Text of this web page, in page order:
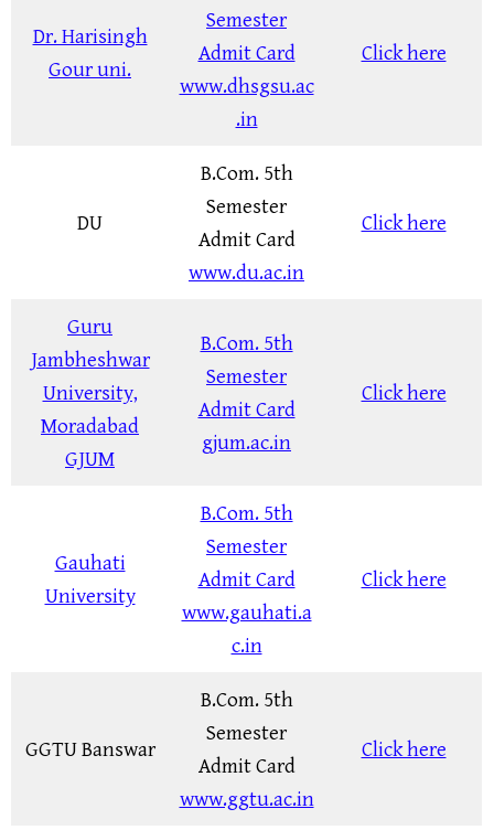
Dr. Harisingh
Gour uni.
Semester
Admit Card
www.dhsgsu.ac
.in
Click here
DU
B.Com. 5th
Semester
Admit Card
www.du.ac.in
Click here
Guru
Jambheshwar
University,
Moradabad
GJUM
B.Com. 5th
Semester
Admit Card
gjum.ac.in
Click here
Gauhati
University
B.Com. 5th
Semester
Admit Card
www.gauhati.a
c.in
Click here
GGTU Banswar
B.Com. 5th
Semester
Admit Card
www.ggtu.ac.in
Click here